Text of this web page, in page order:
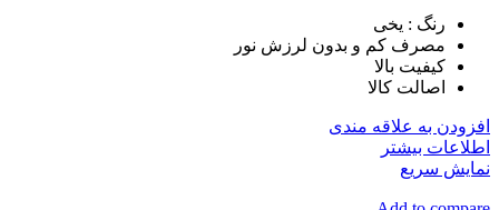
رنگ : یخی
مصرف کم و بدون لرزش نور
کیفیت بالا
اصالت کالا
افزودن به علاقه مندی
اطلاعات بیشتر
نمایش سریع